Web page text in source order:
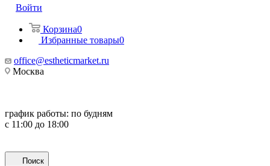
Войти
Корзина0
Избранные товары0
office@estheticmarket.ru
Москва
график работы: по будням
с 11:00 до 18:00
Поиск